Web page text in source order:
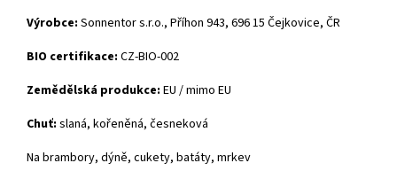
Výrobce: Sonnentor s.r.o., Příhon 943, 696 15 Čejkovice, ČR
BIO certifikace: CZ-BIO-002
Zemědělská produkce: EU / mimo EU
Chuť: slaná, kořeněná, česneková
Na brambory, dýně, cukety, batáty, mrkev